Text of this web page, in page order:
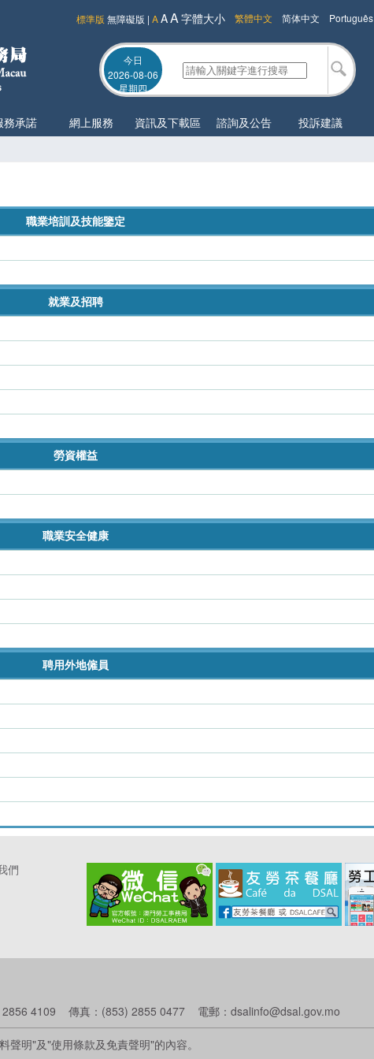
Português
简体中文
繁體中文
標準版 無障礙版 | AAA字體大小
今日
2026-08-06
星期四
務承諾 網上服務 資訊及下載區 諮詢及公告 投訴建議
職業培訓及技能鑒定
就業及招聘
勞資權益
職業安全健康
聘用外地僱員
們
4109 傳真：(853) 2855 0477 電郵：dsalinfo@dsal.gov.mo
明"及"使用條款及免責聲明"的內容。